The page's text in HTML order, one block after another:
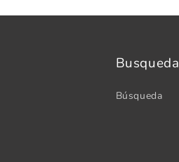
Busqueda
Búsqueda